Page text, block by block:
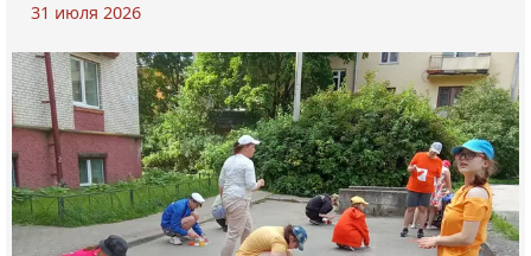
31 июля 2026